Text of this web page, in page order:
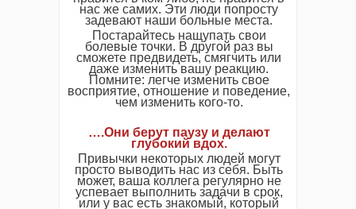
нас же самих. Эти люди попросту
задевают наши больные места.
Постарайтесь нащупать свои
болевые точки. В другой раз вы
сможете предвидеть, смягчить или
даже изменить вашу реакцию.
Помните: легче изменить свое
восприятие, отношение и поведение,
чем изменить кого-то.
….Они берут паузу и делают
глубокий вдох.
Привычки некоторых людей могут
просто выводить нас из себя. Быть
может, ваша коллега регулярно не
успевает выполнить задачи в срок,
или у вас есть знакомый, который